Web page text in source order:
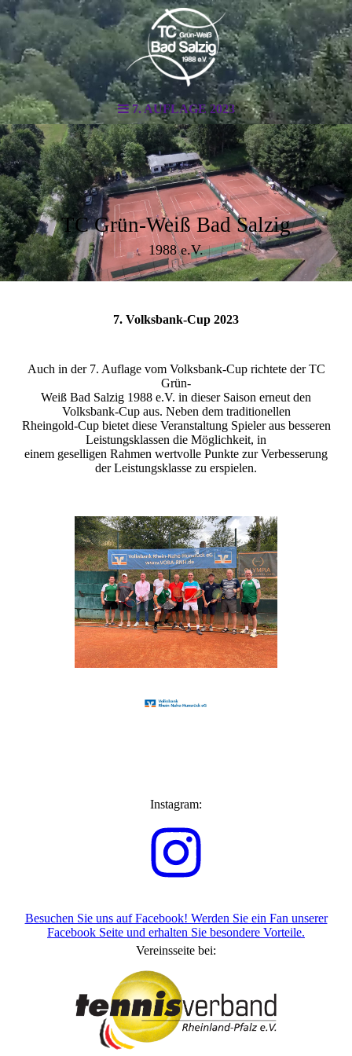
7. AUFLAGE 2023
TC Grün-Weiß Bad Salzig
1988 e.V.
7. Volksbank-Cup 2023
Auch in der 7. Auflage vom Volksbank-Cup richtete der TC
Grün-
Weiß Bad Salzig 1988 e.V. in dieser Saison erneut den
Volksbank-Cup aus. Neben dem traditionellen
Rheingold-Cup bietet diese Veranstaltung Spieler aus besseren
Leistungsklassen die Möglichkeit, in
einem geselligen Rahmen wertvolle Punkte zur Verbesserung
der Leistungsklasse zu erspielen.
Instagram:
Besuchen Sie uns auf Facebook! Werden Sie ein Fan unserer
Facebook Seite und erhalten Sie besondere Vorteile.
Vereinsseite bei: